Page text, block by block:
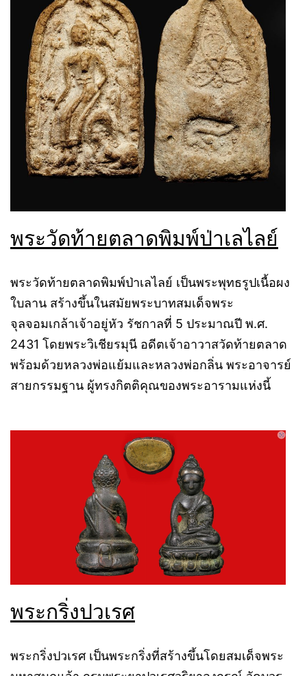
พระวัดท้ายตลาดพิมพ์ป่าเลไลย์
พระวัดท้ายตลาดพิมพ์ป่าเลไลย์ เป็นพระพุทธรูปเนื้อผง
ใบลาน สร้างขึ้นในสมัยพระบาทสมเด็จพระ
จุลจอมเกล้าเจ้าอยู่หัว รัชกาลที่ 5 ประมาณปี พ.ศ.
2431 โดยพระวิเชียรมุนี อดีตเจ้าอาวาสวัดท้ายตลาด
พร้อมด้วยหลวงพ่อแย้มและหลวงพ่อกลิ่น พระอาจารย์
สายกรรมฐาน ผู้ทรงกิตติคุณของพระอารามแห่งนี้
พระกริ่งปวเรศ
พระกริ่งปวเรศ เป็นพระกริ่งที่สร้างขึ้นโดยสมเด็จพระ